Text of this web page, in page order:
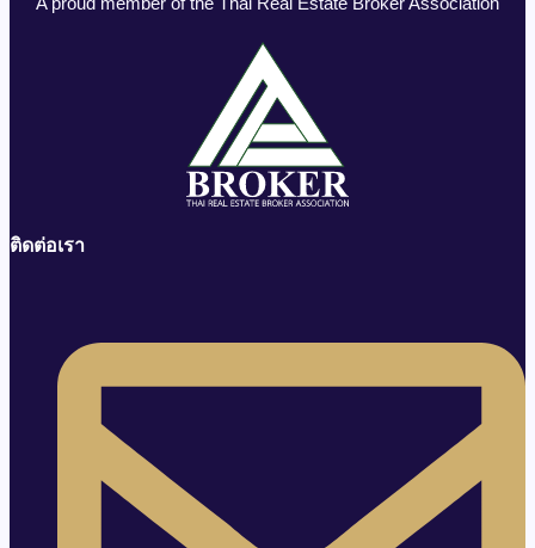
Pathumthani 12120, Thailand
A proud member of the Thai Real Estate Broker Association